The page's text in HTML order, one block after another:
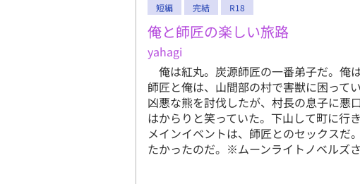
短編 完結 R18
俺と師匠の楽しい旅路
yahagi
俺は紅丸。炭源師匠の一番弟子だ。俺
師匠と俺は、山間部の村で害獣に困って
凶悪な熊を討伐したが、村長の息子に悪
はからりと笑っていた。下山して町に行
メインイベントは、師匠とのセックスだ
たかったのだ。※ムーンライトノベルズ